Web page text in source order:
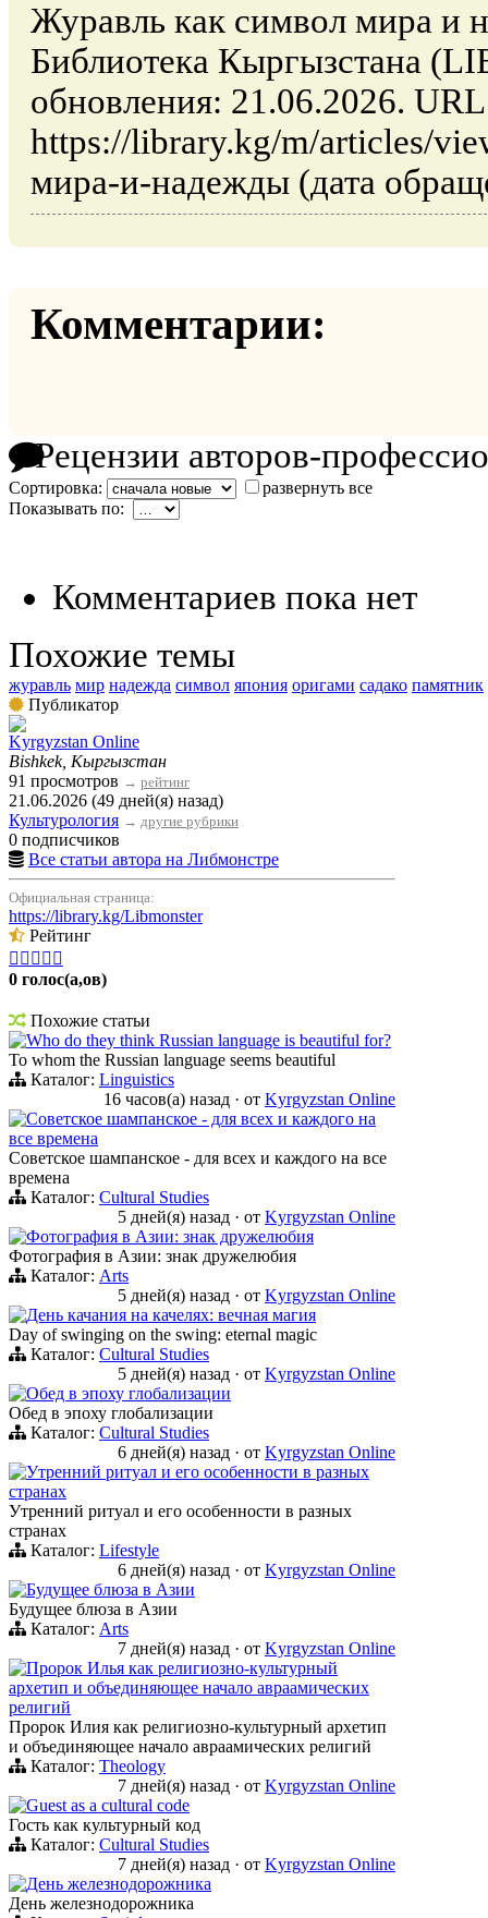
Журавль как символ мира и
Библиотека Кыргызстана
обновления: 21.06.2026.
https://library.kg/m/articles/
мира-и-надежды (дата
Комментарии:
Рецензии авторов-
Сортировка:
развернуть все
Показывать по:
Комментариев пока нет
Похожие темы
журавль мир надежда символ япония оригами садако памятник
Публикатор
Kyrgyzstan Online
Bishkek, Кыргызстан
91 просмотров → рейтинг
21.06.2026 (49 дней(я) назад)
Культурология → другие рубрики
0 подписчиков
Все статьи автора на Либмонстре
Официальная страница:
https://library.kg/Libmonster
Рейтинг
    
0 голос(а,ов)
Похожие статьи
Who do they think Russian language is beautiful for?
To whom the Russian language seems beautiful
Каталог: Linguistics
16 часов(а) назад · от Kyrgyzstan Online
Советское шампанское - для всех и каждого на
все времена
Советское шампанское - для всех и каждого на все
времена
Каталог: Cultural Studies
5 дней(я) назад · от Kyrgyzstan Online
Фотография в Азии: знак дружелюбия
Фотография в Азии: знак дружелюбия
Каталог: Arts
5 дней(я) назад · от Kyrgyzstan Online
День качания на качелях: вечная магия
Day of swinging on the swing: eternal magic
Каталог: Cultural Studies
5 дней(я) назад · от Kyrgyzstan Online
Обед в эпоху глобализации
Обед в эпоху глобализации
Каталог: Cultural Studies
6 дней(я) назад · от Kyrgyzstan Online
Утренний ритуал и его особенности в разных
странах
Утренний ритуал и его особенности в разных
странах
Каталог: Lifestyle
6 дней(я) назад · от Kyrgyzstan Online
Будущее блюза в Азии
Будущее блюза в Азии
Каталог: Arts
7 дней(я) назад · от Kyrgyzstan Online
Пророк Илья как религиозно-культурный
архетип и объединяющее начало авраамических
религий
Пророк Илия как религиозно-культурный архетип
и объединяющее начало авраамических религий
Каталог: Theology
7 дней(я) назад · от Kyrgyzstan Online
Guest as a cultural code
Гость как культурный код
Каталог: Cultural Studies
7 дней(я) назад · от Kyrgyzstan Online
День железнодорожника
День железнодорожника